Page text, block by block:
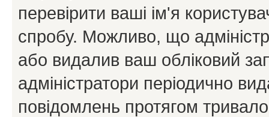
перевірити ваші ім'я
спробу. Можливо, що
або видалив ваш обліковий
адміністратори періодично
повідомлень протягом